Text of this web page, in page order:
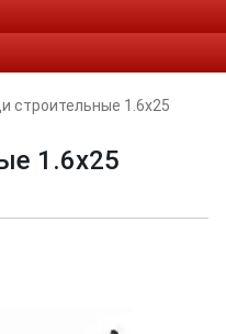
строительные 1.6х25
1.6х25